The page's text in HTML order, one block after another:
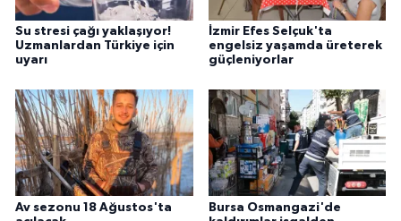
Su stresi çağı yaklaşıyor!
Uzmanlardan Türkiye için
uyarı
İzmir Efes Selçuk'ta
engelsiz yaşamda üreterek
güçleniyorlar
Av sezonu 18 Ağustos'ta
Bursa Osmangazi'de